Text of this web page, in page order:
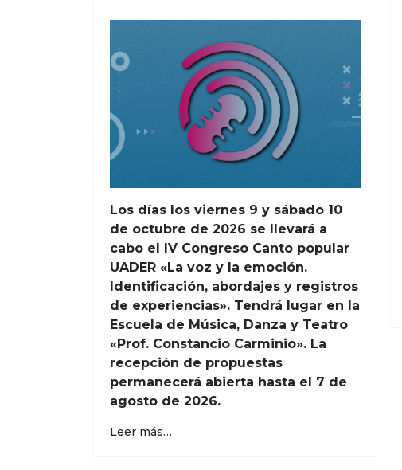
Los días los viernes 9 y sábado 10
de octubre de 2026 se llevará a
cabo el IV Congreso Canto popular
UADER «La voz y la emoción.
Identificación, abordajes y registros
de experiencias». Tendrá lugar en la
Escuela de Música, Danza y Teatro
«Prof. Constancio Carminio». La
recepción de propuestas
permanecerá abierta hasta el 7 de
agosto de 2026.
Leer más…